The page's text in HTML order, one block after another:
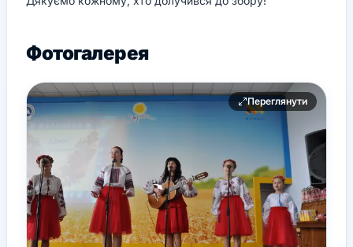
Фотогалерея
Переглянути